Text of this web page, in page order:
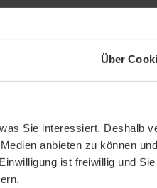
Über
Sie interessiert. Deshalb
anbieten zu können
ist freiwillig und